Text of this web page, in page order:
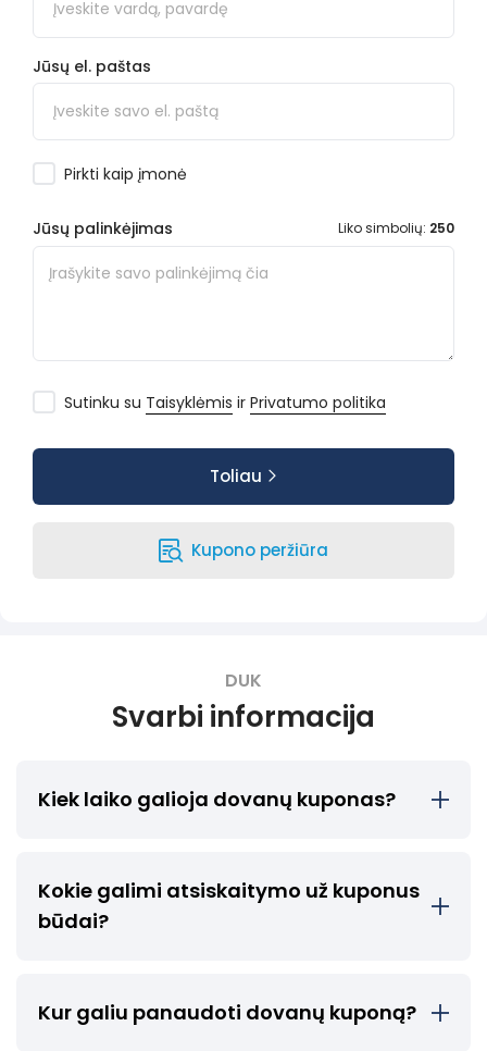
Jūsų el. paštas
Pirkti kaip įmonė
Jūsų palinkėjimas Liko simbolių: 250
Sutinku su Taisyklėmis ir Privatumo politika
Kupono peržiūra
Toliau
DUK
Svarbi informacija
Kiek laiko galioja dovanų kuponas?
Kokie galimi atsiskaitymo už kuponus
būdai?
Kur galiu panaudoti dovanų kuponą?